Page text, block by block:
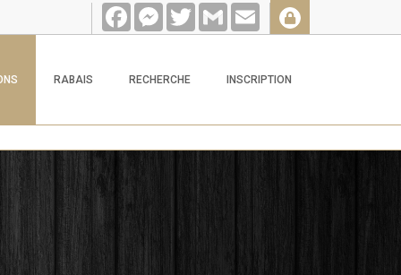
FacebookMessenger
TwitterGmail Email
RABAIS RECHERCHE INSCRIPTION